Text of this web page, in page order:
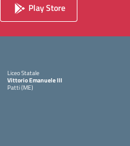
Play Store
Liceo Statale
Vittorio Emanuele III
Patti (ME)